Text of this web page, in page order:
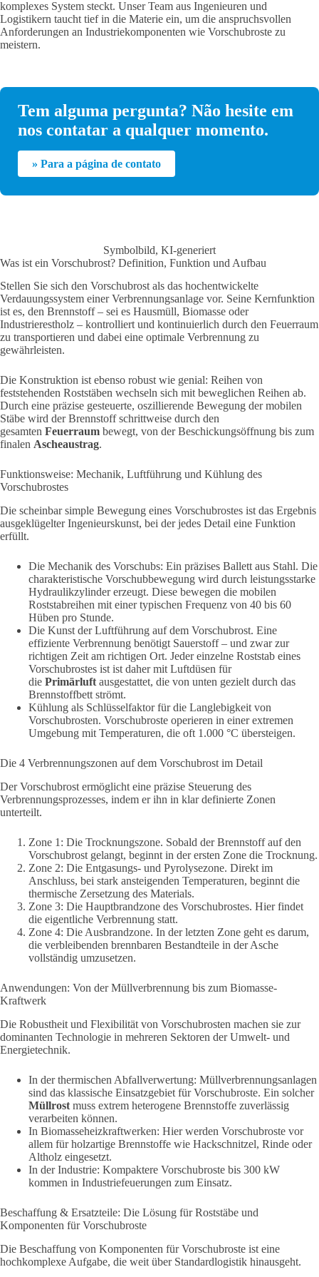
komplexes System steckt. Unser Team aus Ingenieuren und
Logistikern taucht tief in die Materie ein, um die anspruchsvollen
Anforderungen an Industriekomponenten wie Vorschubroste zu
meistern.
Tem alguma pergunta? Não hesite em
nos contatar a qualquer momento.
» Para a página de contato
Symbolbild, KI-generiert
Was ist ein Vorschubrost? Definition, Funktion und Aufbau
Stellen Sie sich den Vorschubrost als das hochentwickelte
Verdauungssystem einer Verbrennungsanlage vor. Seine Kernfunktion
ist es, den Brennstoff – sei es Hausmüll, Biomasse oder
Industrierestholz – kontrolliert und kontinuierlich durch den Feuerraum
zu transportieren und dabei eine optimale Verbrennung zu
gewährleisten.
Die Konstruktion ist ebenso robust wie genial: Reihen von
feststehenden Roststäben wechseln sich mit beweglichen Reihen ab.
Durch eine präzise gesteuerte, oszillierende Bewegung der mobilen
Stäbe wird der Brennstoff schrittweise durch den
gesamten Feuerraum bewegt, von der Beschickungsöffnung bis zum
finalen Ascheaustrag.
Funktionsweise: Mechanik, Luftführung und Kühlung des
Vorschubrostes
Die scheinbar simple Bewegung eines Vorschubrostes ist das Ergebnis
ausgeklügelter Ingenieurskunst, bei der jedes Detail eine Funktion
erfüllt.
Die Mechanik des Vorschubs: Ein präzises Ballett aus Stahl. Die
charakteristische Vorschubbewegung wird durch leistungsstarke
Hydraulikzylinder erzeugt. Diese bewegen die mobilen
Roststabreihen mit einer typischen Frequenz von 40 bis 60
Hüben pro Stunde.
Die Kunst der Luftführung auf dem Vorschubrost. Eine
effiziente Verbrennung benötigt Sauerstoff – und zwar zur
richtigen Zeit am richtigen Ort. Jeder einzelne Roststab eines
Vorschubrostes ist ist daher mit Luftdüsen für
die Primärluft ausgestattet, die von unten gezielt durch das
Brennstoffbett strömt.
Kühlung als Schlüsselfaktor für die Langlebigkeit von
Vorschubrosten. Vorschubroste operieren in einer extremen
Umgebung mit Temperaturen, die oft 1.000 °C übersteigen.
Die 4 Verbrennungszonen auf dem Vorschubrost im Detail
Der Vorschubrost ermöglicht eine präzise Steuerung des
Verbrennungsprozesses, indem er ihn in klar definierte Zonen
unterteilt.
Zone 1: Die Trocknungszone. Sobald der Brennstoff auf den
Vorschubrost gelangt, beginnt in der ersten Zone die Trocknung.
Zone 2: Die Entgasungs- und Pyrolysezone. Direkt im
Anschluss, bei stark ansteigenden Temperaturen, beginnt die
thermische Zersetzung des Materials.
Zone 3: Die Hauptbrandzone des Vorschubrostes. Hier findet
die eigentliche Verbrennung statt.
Zone 4: Die Ausbrandzone. In der letzten Zone geht es darum,
die verbleibenden brennbaren Bestandteile in der Asche
vollständig umzusetzen.
Anwendungen: Von der Müllverbrennung bis zum Biomasse-
Kraftwerk
Die Robustheit und Flexibilität von Vorschubrosten machen sie zur
dominanten Technologie in mehreren Sektoren der Umwelt- und
Energietechnik.
In der thermischen Abfallverwertung: Müllverbrennungsanlagen
sind das klassische Einsatzgebiet für Vorschubroste. Ein solcher
Müllrost muss extrem heterogene Brennstoffe zuverlässig
verarbeiten können.
In Biomasseheizkraftwerken: Hier werden Vorschubroste vor
allem für holzartige Brennstoffe wie Hackschnitzel, Rinde oder
Altholz eingesetzt.
In der Industrie: Kompaktere Vorschubroste bis 300 kW
kommen in Industriefeuerungen zum Einsatz.
Beschaffung & Ersatzteile: Die Lösung für Roststäbe und
Komponenten für Vorschubroste
Die Beschaffung von Komponenten für Vorschubroste ist eine
hochkomplexe Aufgabe, die weit über Standardlogistik hinausgeht.